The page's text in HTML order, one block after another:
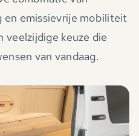
en emissievrije mobiliteit
veelzijdige keuze die
van vandaag.